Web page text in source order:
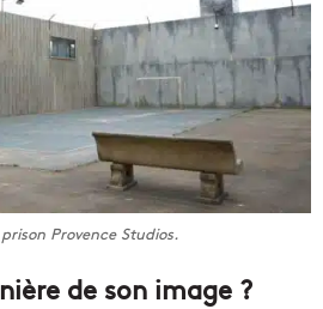
Provence Studios.
de son image ?